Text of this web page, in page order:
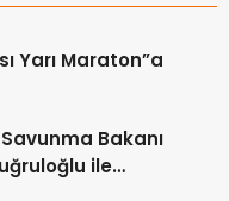
Yarı Maraton”a
Bakanı
ile